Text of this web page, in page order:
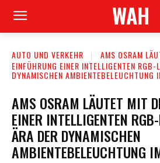
WAH
AUTO UND VERKEHR
AMS OSRAM
EINFÜHRUNG EINER INTELLIGENTEN RGB-
DYNAMISCHEN AMBIENTEBELEUCHTUNG
AMS OSRAM LÄUTET MIT
EINER INTELLIGENTEN
ÄRA DER DYNAMISCHEN
AMBIENTEBELEUCHTUNG